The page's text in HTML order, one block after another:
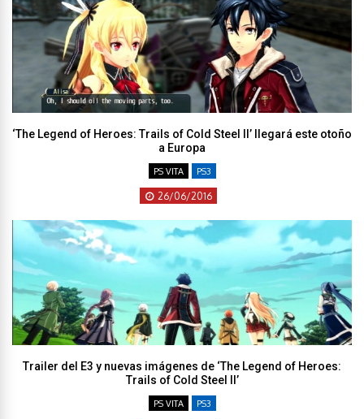
‘The Legend of Heroes: Trails of Cold Steel II’ llegará este otoño
a Europa
PS VITA PS3
26/06/2016
Trailer del E3 y nuevas imágenes de ‘The Legend of Heroes:
Trails of Cold Steel II’
PS VITA PS3